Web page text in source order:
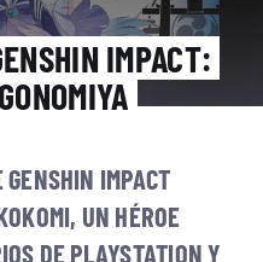
IMPACT:
IMPACT
UN HÉROE
DE PLAYSTATION Y